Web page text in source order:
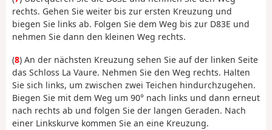
rechts. Gehen Sie weiter bis zur ersten Kreuzung und
biegen Sie links ab. Folgen Sie dem Weg bis zur D83E und
nehmen Sie dann den kleinen Weg rechts.
(8) An der nächsten Kreuzung sehen Sie auf der linken Seite
das Schloss La Vaure. Nehmen Sie den Weg rechts. Halten
Sie sich links, um zwischen zwei Teichen hindurchzugehen.
Biegen Sie mit dem Weg um 90° nach links und dann erneut
nach rechts ab und folgen Sie der langen Geraden. Nach
einer Linkskurve kommen Sie an eine Kreuzung.